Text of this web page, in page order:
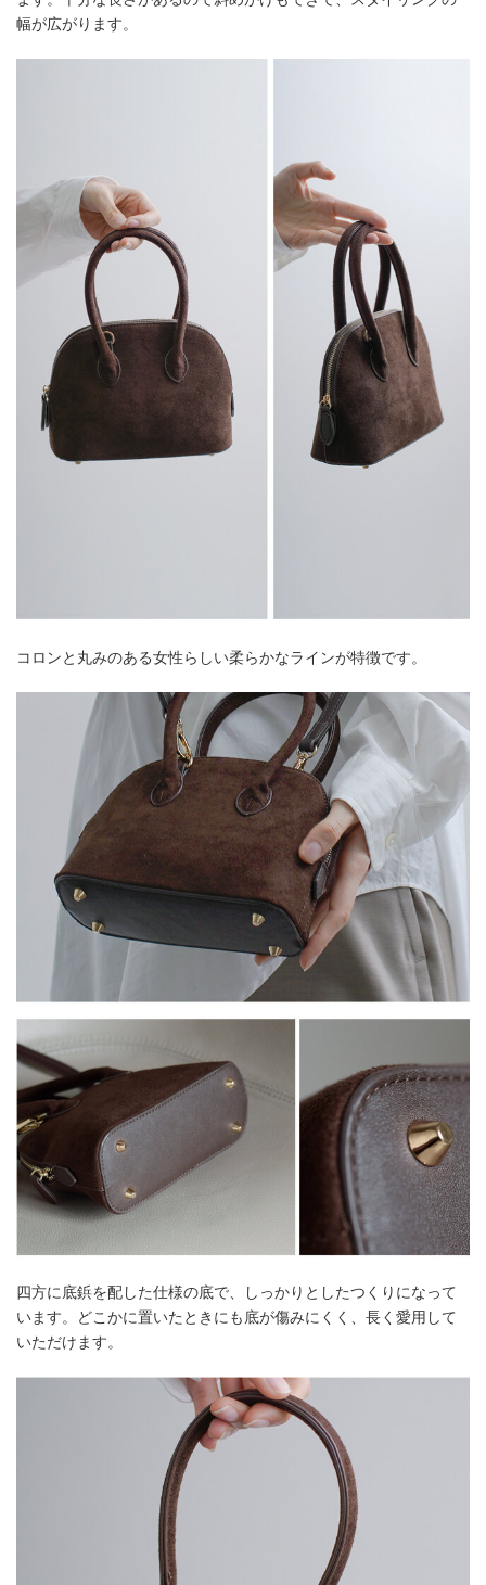
幅が広がります。
コロンと丸みのある女性らしい柔らかなラインが特徴です。
四方に底鋲を配した仕様の底で、しっかりとしたつくりになって
います。どこかに置いたときにも底が傷みにくく、長く愛用して
いただけます。